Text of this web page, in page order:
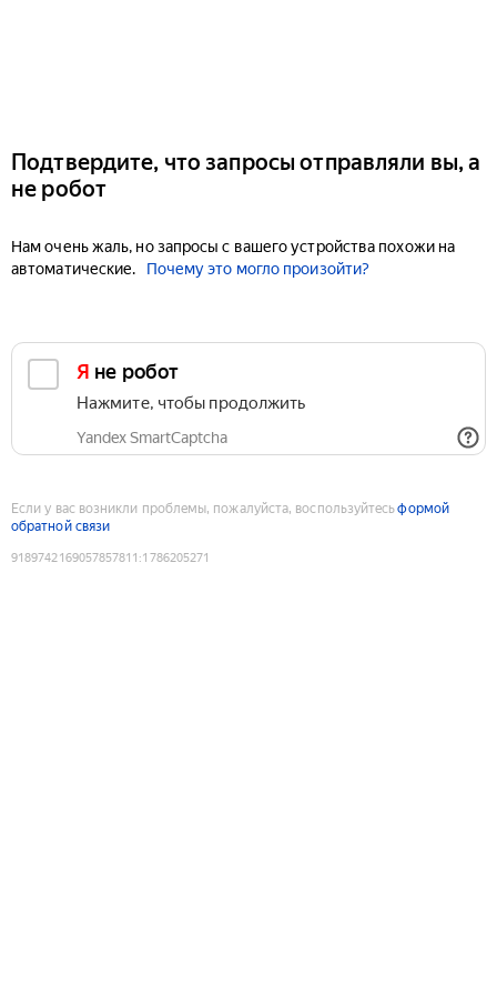
Подтвердите, что запросы отправляли вы, а
не робот
Нам очень жаль, но запросы с вашего устройства похожи на
автоматические.
Почему это могло произойти?
Я не робот
Нажмите, чтобы продолжить
Yandex SmartCaptcha
Если у вас возникли проблемы, пожалуйста, воспользуйтесьформой
обратной связи
9189742169057857811 :1786205271